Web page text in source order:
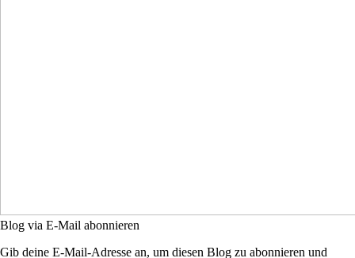
Blog via E-Mail abonnieren
Gib deine E-Mail-Adresse an, um diesen Blog zu abonnieren und